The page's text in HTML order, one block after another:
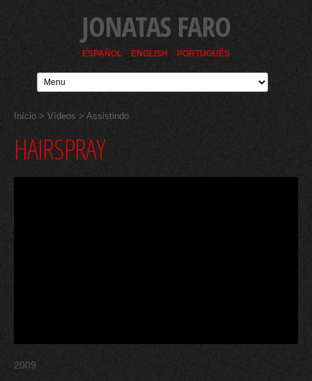
JONATAS FARO
ESPAÑOL ENGLISH PORTUGUÊS
Início > Vídeos > Assistindo
HAIRSPRAY
2009